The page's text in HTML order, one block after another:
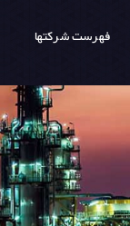
فهرست شرکتها